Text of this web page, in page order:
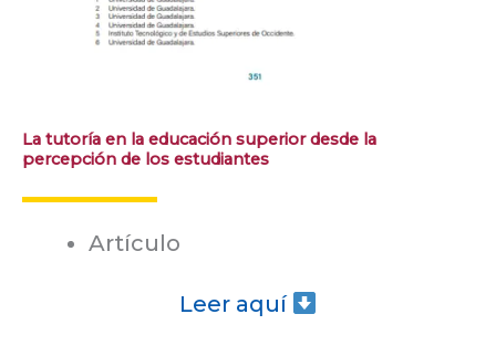
La tutoría en la educación superior desde la
percepción de los estudiantes
Artículo
Leer aquí